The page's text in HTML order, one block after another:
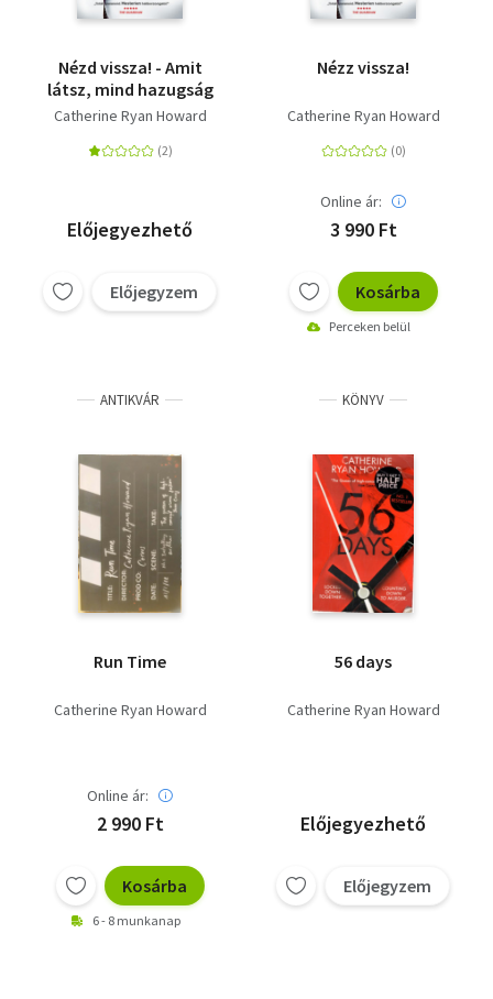
Nézd vissza! - Amit
látsz, mind hazugság
Catherine Ryan Howard
Előjegyezhető
Előjegyzem
Nézz vissza!
Catherine Ryan Howard
Online ár:
3 990 Ft
Kosárba
Perceken belül
ANTIKVÁR
Run Time
Catherine Ryan Howard
Online ár:
2 990 Ft
Kosárba
6 - 8 munkanap
KÖNYV
56 days
Catherine Ryan Howard
Előjegyezhető
Előjegyzem